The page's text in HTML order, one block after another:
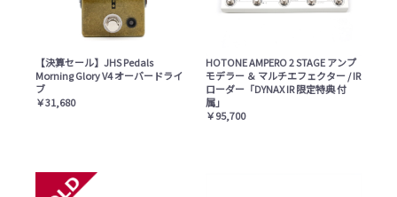
【決算セール】JHS Pedals
Morning Glory V4 オーバードライ
ブ
￥31,680
HOTONE AMPERO 2 STAGE アンプ
モデラー ＆ マルチエフェクター / IR
ローダー「DYNAX IR 限定特典 付
属」
￥95,700